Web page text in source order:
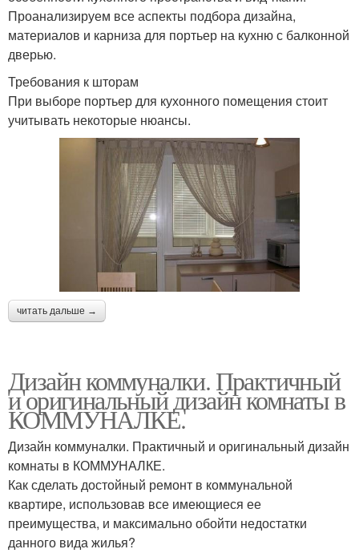
Проанализируем все аспекты подбора дизайна,
материалов и карниза для портьер на кухню с балконной
дверью.
Требования к шторам
При выборе портьер для кухонного помещения стоит
учитывать некоторые нюансы.
читать дальше →
Дизайн коммуналки. Практичный
и оригинальный дизайн комнаты в
КОММУНАЛКЕ.
Дизайн коммуналки. Практичный и оригинальный дизайн
комнаты в КОММУНАЛКЕ.
Как сделать достойный ремонт в коммунальной
квартире, использовав все имеющиеся ее
преимущества, и максимально обойти недостатки
данного вида жилья?